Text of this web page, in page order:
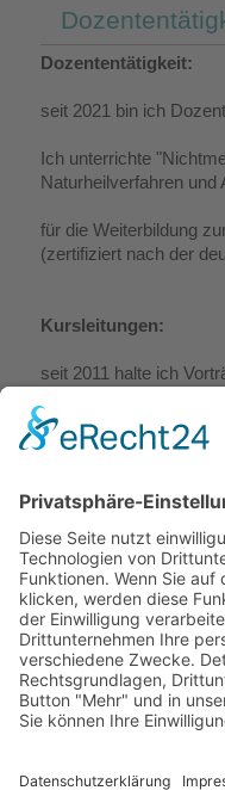
Dozententätigkeit:
seit 2021 bin ich
Ich unterrichte
Naturheilverfahren und
für die Weiterbildung
(zertifiziert nach der
Kursleitungen:
seit 2011 halte ich
bei
geplant sind
Info`s folgen hier in
Gibt es Wünsche,
interessieren würden?
Sie können mir gerne
Druckversion| Sitemap
Ehinger Str. 13, 89077 Ulm |